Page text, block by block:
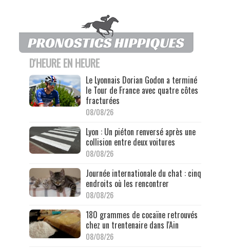
D'HEURE EN HEURE
Le Lyonnais Dorian Godon a terminé
le Tour de France avec quatre côtes
fracturées
08/08/26
Lyon : Un piéton renversé après une
collision entre deux voitures
08/08/26
Journée internationale du chat : cinq
endroits où les rencontrer
08/08/26
180 grammes de cocaïne retrouvés
chez un trentenaire dans l'Ain
08/08/26